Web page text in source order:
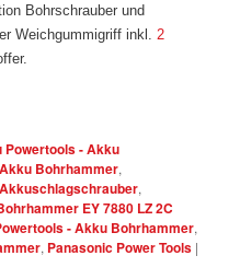
Bohrschrauber und
Weichgummigriff inkl. 2
Powertools - Akku
Akku Bohrhammer,
Akkuschlagschrauber,
EY 7880 LZ 2C
- Akku Bohrhammer,
, Panasonic Power Tools |